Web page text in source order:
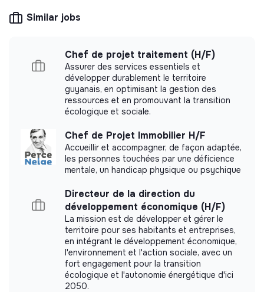
1/Un premier entretien téléphonique
2/Un premier entretien en présentiel avec la RH et la
cheffe de projet
3/Un second entretien avec le Comité de direction et
making potential is limited. It may be an
More information
Website
Between 15 and 50
persons
Social
Impact study
Association Moulin de Pont Rû did not yet
communicate its impact measurement.
Similar jobs
Chef de projet traitement (H/F)
Assurer des services essentiels et
développer durablement le territoire
guyanais, en optimisant la gestion des
ressources et en promouvant la transition
écologique et sociale.
Chef de Projet Immobilier H/F
Accueillir et accompagner, de façon adaptée,
les personnes touchées par une déficience
mentale, un handicap physique ou psychique
Directeur de la direction du
développement économique (H/F)
La mission est de développer et gérer le
territoire pour ses habitants et entreprises,
en intégrant le développement économique,
l'environnement et l'action sociale, avec un
fort engagement pour la transition
écologique et l'autonomie énergétique d'ici
2050.